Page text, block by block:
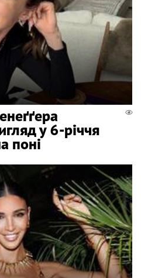
у 6-річчя
поні